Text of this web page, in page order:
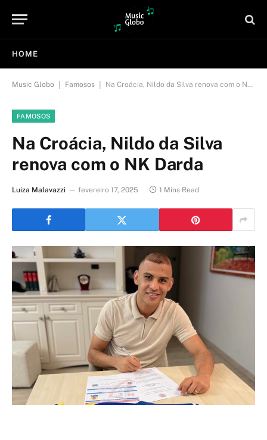
HOME
Music Globo Famosos Na Croácia, Nildo da Silva renova com o NK Darda
FAMOSOS
Na Croácia, Nildo da Silva
renova com o NK Darda
Luiza Malavazzi fevereiro 17, 2025 1 Mins Read